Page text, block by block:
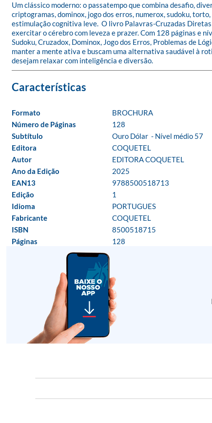
Um clássico moderno: o passatempo que combina desafio,
criptogramas, dominox, jogo dos erros, numerox, sudoku,
estimulação cognitiva leve.  O livro Palavras-Cruzadas
exercitar o cérebro com leveza e prazer. Com 128 páginas e
Sudoku, Cruzadox, Dominox, Jogo dos Erros, Problemas de
manter a mente ativa e buscam uma alternativa saudável à
desejam relaxar com inteligência e diversão.
Formato
BROCHURA
Número de Páginas
128
Subtítulo
Ouro Dólar  - Nível médio 57
Editora
COQUETEL
Autor
EDITORA COQUETEL
Ano da Edição
2025
EAN13
9788500518713
Edição
1
Idioma
PORTUGUES
Fabricante
COQUETEL
ISBN
8500518715
Páginas
128